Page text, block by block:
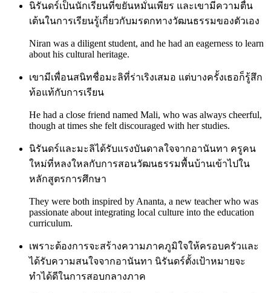
นิรันดร์เป็นนักเรียนที่ขยันหมั่นเพียร และเขามีความตื่น
เต้นในการเรียนรู้เกี่ยวกับมรดกทางวัฒนธรรมของตัวเอง
Niran was a diligent student, and he had an eagerness to learn
about his cultural heritage.
เขามีเพื่อนสนิทชื่อมะลิที่ร่าเริงเสมอ แต่บางครั้งเธอก็รู้สึก
ท้อแท้กับการเรียน
He had a close friend named Mali, who was always cheerful,
though at times she felt discouraged with her studies.
นิรันดร์และมะลิได้รับแรงบันดาลใจจากอานันทา ครูคน
ใหม่ที่หลงใหลกับการสอนวัฒนธรรมพื้นบ้านเข้าไปใน
หลักสูตรการศึกษา
They were both inspired by Ananta, a new teacher who was
passionate about integrating local culture into the education
curriculum.
เพราะต้องการจะสร้างความภาคภูมิใจให้ครอบครัวและ
ได้รับความสนใจจากอานันทา นิรันดร์ตั้งเป้าหมายจะ
ทำได้ดีในการสอบกลางภาค